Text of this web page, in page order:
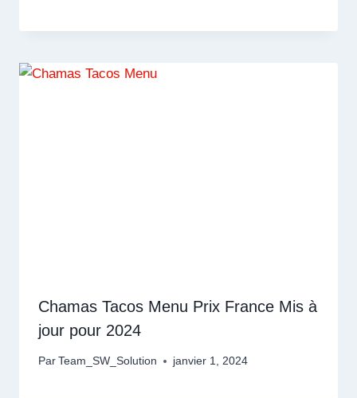
Chamas Tacos Menu Prix France Mis à
jour pour 2024
Par Team_SW_Solution janvier 1, 2024